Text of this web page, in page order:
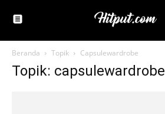
Beranda Topik Capsulewardrobe
Topik: capsulewardrobe